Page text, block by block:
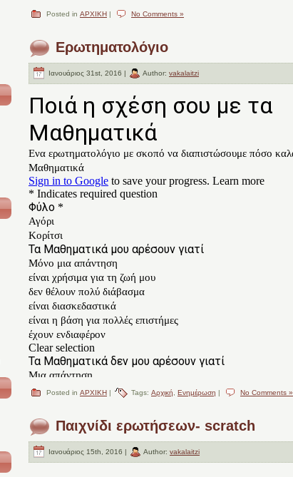
Posted in ΑΡΧΙΚΗ | No Comments »
Ερωτηματολόγιο
Ιανουάριος 31st, 2016 | Author: vakalaitzi
Posted in ΑΡΧΙΚΗ | Tags: Αρχική Ενημέρωση | No Comments »
Παιχνίδι ερωτήσεων- scratch
Ιανουάριος 15th, 2016 | Author: vakalaitzi